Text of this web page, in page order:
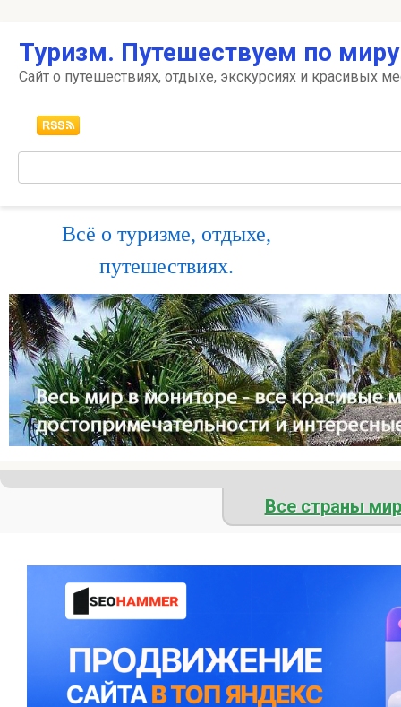
контенту
Туризм. Путешествуем по
Сайт о путешествиях, отдыхе, экскурсиях и красивых
Всё о туризме, отдыхе,
путешествиях.
Все страны